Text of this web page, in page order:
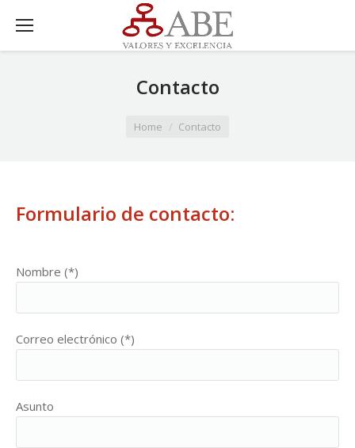
Contacto
Home Contacto
Formulario de contacto:
Nombre (*)
Correo electrónico (*)
Asunto